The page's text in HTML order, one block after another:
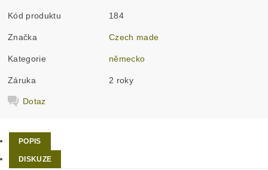
Kód produktu 184
Značka Czech made
Kategorie německo
Záruka 2 roky
Dotaz
POPIS
DISKUZE